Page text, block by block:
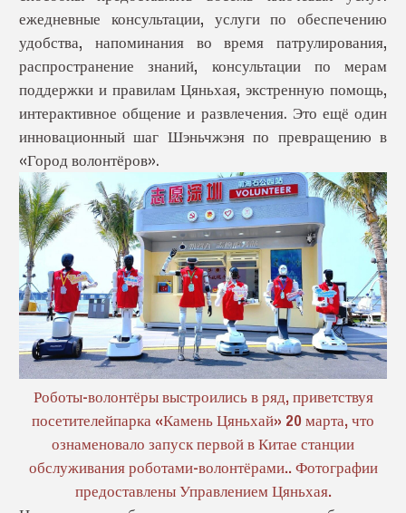
ежедневные консультации, услуги по обеспечению
удобства, напоминания во время патрулирования,
распространение знаний, консультации по мерам
поддержки и правиламЦяньхая, экстренную помощь,
интерактивное общение и развлечения. Это ещё один
инновационный шаг Шэньчжэня по превращению в
«Город волонтёров».
Роботы-волонтёры выстроились в ряд, приветствуя
посетителейпарка «Камень Цяньхай» 20 марта, что
ознаменовало запуск первой в Китае станции
обслуживания роботами-волонтёрами.. Фотографии
предоставлены Управлением Цяньхая.